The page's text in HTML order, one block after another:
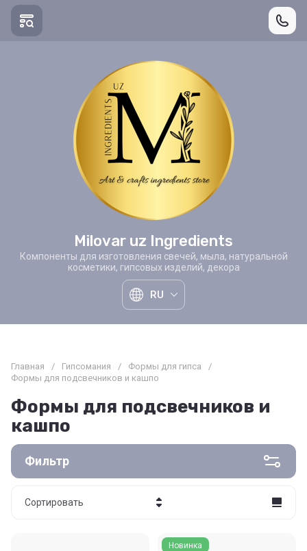
Milovar uz Ingredients
Компоненты для изготовления свечей, мыла, натуральной
косметики, гипсовых изделий, декора
RU
Главная / Гипсомания / Формы для гипса
/
Формы для подсвечников и кашпо
Формы для подсвечников и
кашпо
Фильтр
Сортировать
Новинка